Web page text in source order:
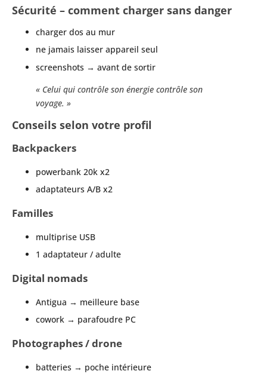
Sécurité – comment charger sans danger
charger dos au mur
ne jamais laisser appareil seul
screenshots → avant de sortir
« Celui qui contrôle son énergie contrôle son
voyage. »
Conseils selon votre profil
Backpackers
powerbank 20k x2
adaptateurs A/B x2
Familles
multiprise USB
1 adaptateur / adulte
Digital nomads
Antigua → meilleure base
cowork → parafoudre PC
Photographes / drone
batteries → poche intérieure